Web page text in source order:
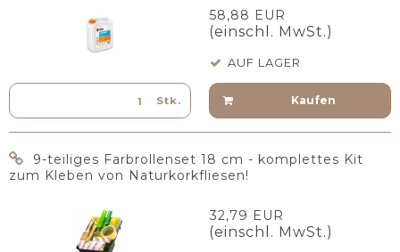
58,88 EUR
(einschl. MwSt.)
AUF LAGER
Stk. Kaufen
9-teiliges Farbrollenset 18 cm - komplettes Kit
zum Kleben von Naturkorkfliesen!
32,79 EUR
(einschl. MwSt.)